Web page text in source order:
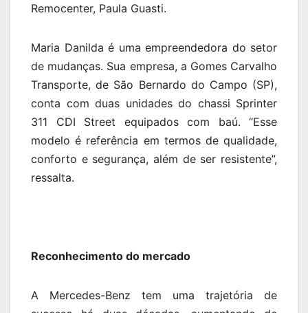
Remocenter, Paula Guasti.
Maria Danilda é uma empreendedora do setor
de mudanças. Sua empresa, a Gomes Carvalho
Transporte, de São Bernardo do Campo (SP),
conta com duas unidades do chassi Sprinter
311 CDI Street equipados com baú. “Esse
modelo é referência em termos de qualidade,
conforto e segurança, além de ser resistente”,
ressalta.
Reconhecimento do mercado
A Mercedes-Benz tem uma trajetória de